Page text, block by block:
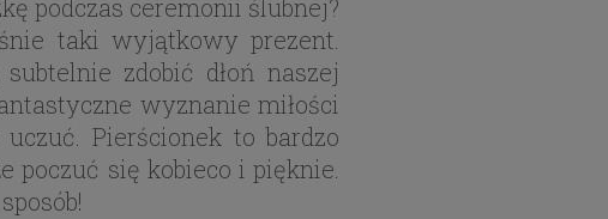
podczas ceremonii ślubnej?
taki wyjątkowy prezent.
zdobić dłoń naszej
wyznanie miłości
Pierścionek to bardzo
poczuć się kobieco i pięknie.